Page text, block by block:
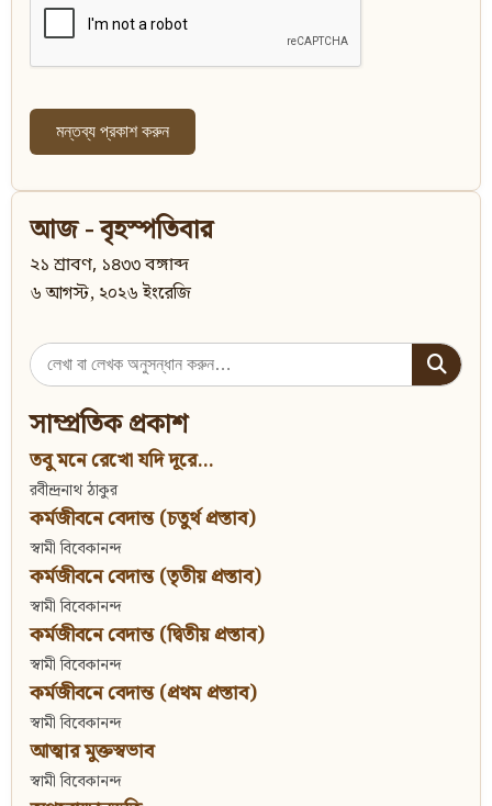
আজ - বৃহস্পতিবার
২১ শ্রাবণ, ১৪৩৩ বঙ্গাব্দ
৬ আগস্ট, ২০২৬ ইংরেজি
Search
for:
সাম্প্রতিক প্রকাশ
তবু মনে রেখো যদি দূরে...
রবীন্দ্রনাথ ঠাকুর
কর্মজীবনে বেদান্ত (চতুর্থ প্রস্তাব)
স্বামী বিবেকানন্দ
কর্মজীবনে বেদান্ত (তৃতীয় প্রস্তাব)
স্বামী বিবেকানন্দ
কর্মজীবনে বেদান্ত (দ্বিতীয় প্রস্তাব)
স্বামী বিবেকানন্দ
কর্মজীবনে বেদান্ত (প্রথম প্রস্তাব)
স্বামী বিবেকানন্দ
আত্মার মুক্তস্বভাব
স্বামী বিবেকানন্দ